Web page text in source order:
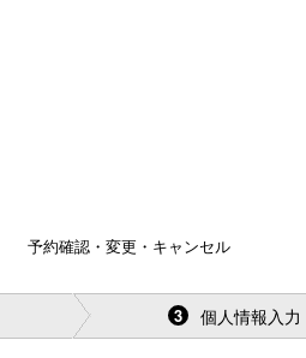
予約確認・変更・キャンセル
3 個人情報入力